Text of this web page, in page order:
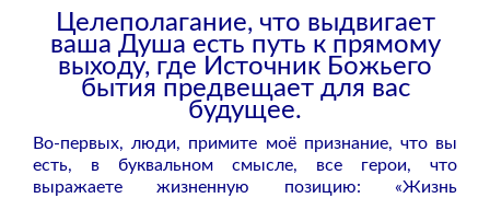
Целеполагание, что выдвигает
ваша Душа есть путь к прямому
выходу, где Источник Божьего
бытия предвещает для вас
будущее.
Во-первых, люди, примите моё признание, что вы
есть, в буквальном смысле, все герои, что
выражаете жизненную позицию: «Жизнь